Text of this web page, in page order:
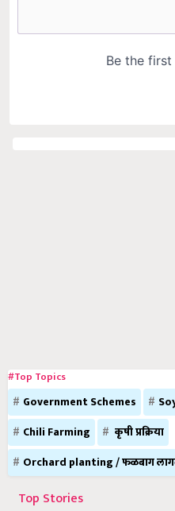
#Top Topics
Government Schemes
Chili Farming
कृषी प्रक्रिया
Orchard planting / फळबाग
Top Stories